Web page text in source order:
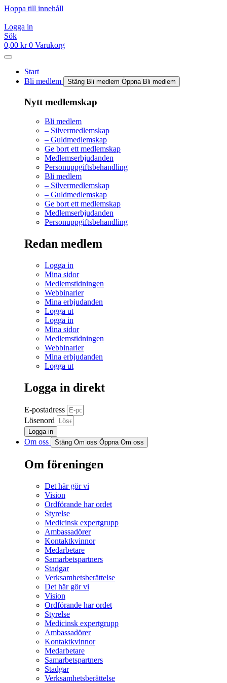
Hoppa till innehåll
Logga in
Sök
0,00 kr 0 Varukorg
Start
Bli medlem
Stäng Bli medlem Öppna Bli medlem
Nytt medlemskap
Bli medlem
– Silvermedlemskap
– Guldmedlemskap
Ge bort ett medlemskap
Medlemserbjudanden
Personuppgiftsbehandling
Bli medlem
– Silvermedlemskap
– Guldmedlemskap
Ge bort ett medlemskap
Medlemserbjudanden
Personuppgiftsbehandling
Redan medlem
Logga in
Mina sidor
Medlemstidningen
Webbinarier
Mina erbjudanden
Logga ut
Logga in
Mina sidor
Medlemstidningen
Webbinarier
Mina erbjudanden
Logga ut
Logga in direkt
E-postadress
Lösenord
Logga in
Om oss Stäng Om oss Öppna Om oss
Om föreningen
Det här gör vi
Vision
Ordförande har ordet
Styrelse
Medicinsk expertgrupp
Ambassadörer
Kontaktkvinnor
Medarbetare
Samarbetspartners
Stadgar
Verksamhetsberättelse
Det här gör vi
Vision
Ordförande har ordet
Styrelse
Medicinsk expertgrupp
Ambassadörer
Kontaktkvinnor
Medarbetare
Samarbetspartners
Stadgar
Verksamhetsberättelse